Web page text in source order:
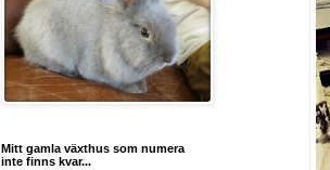
Mitt gamla växthus som numera
inte finns kvar...